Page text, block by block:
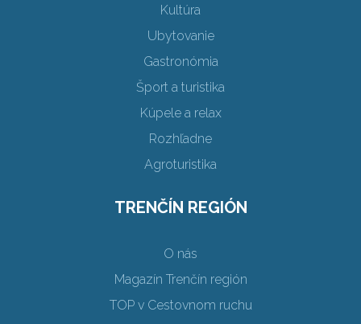
Kultúra
Ubytovanie
Gastronómia
Šport a turistika
Kúpele a relax
Rozhľadne
Agroturistika
TRENČÍN REGIÓN
O nás
Magazín Trenčín región
TOP v Cestovnom ruchu